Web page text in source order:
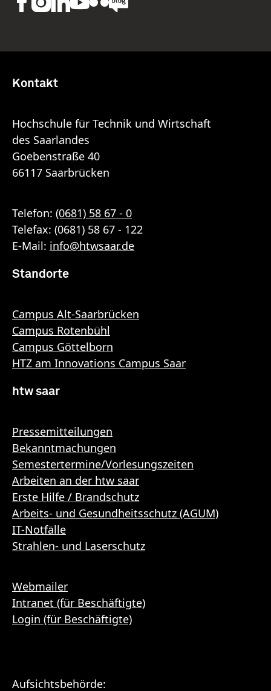
Kontakt
Hochschule für Technik und Wirtschaft
des Saarlandes
Goebenstraße 40
66117 Saarbrücken
Telefon: (0681) 58 67 - 0
Telefax: (0681) 58 67 - 122
E-Mail: info@htwsaar.de
Standorte
Campus Alt-Saarbrücken
Campus Rotenbühl
Campus Göttelborn
HTZ am Innovations Campus Saar
htw saar
Pressemitteilungen
Bekanntmachungen
Semestertermine/Vorlesungszeiten
Arbeiten an der htw saar
Erste Hilfe / Brandschutz
Arbeits- und Gesundheitsschutz (AGUM)
IT-Notfälle
Strahlen- und Laserschutz
Webmailer
Intranet (für Beschäftigte)
Login (für Beschäftigte)
Aufsichtsbehörde: